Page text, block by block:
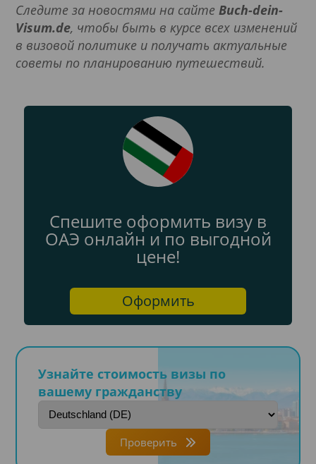
Следите за новостями на сайте Buch-dein-
Visum.de, чтобы быть в курсе всех изменений
в визовой политике и получать актуальные
советы по планированию путешествий.
Спешите оформить визу в
ОАЭ онлайн и по выгодной
цене!
Оформить
Узнайте стоимость визы по
вашему гражданству
Проверить